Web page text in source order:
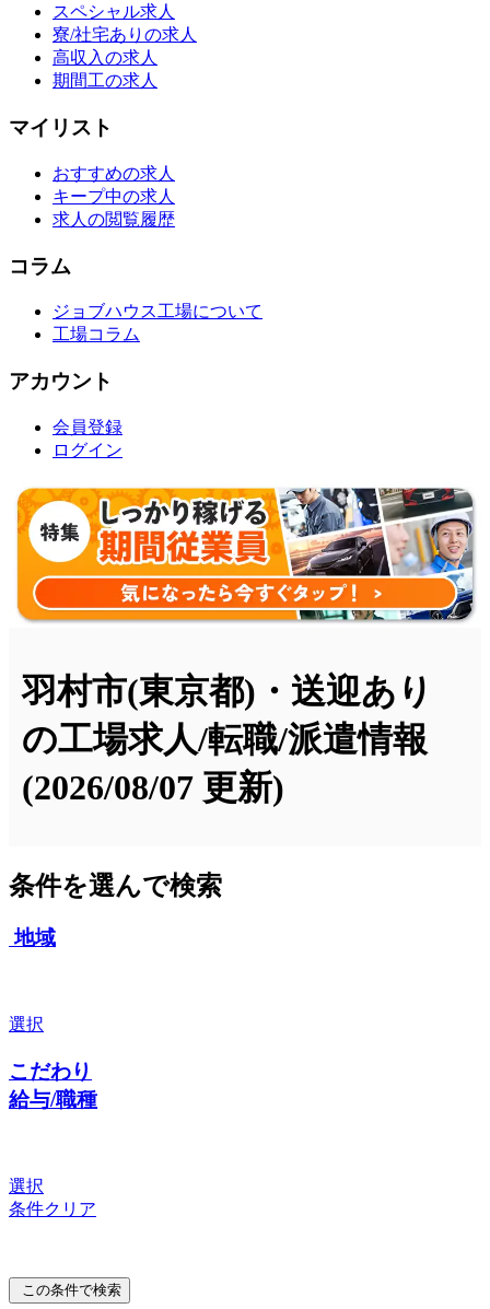
スペシャル求人
寮/社宅ありの求人
高収入の求人
期間工の求人
マイリスト
おすすめの求人
キープ中の求人
求人の閲覧履歴
コラム
ジョブハウス工場について
工場コラム
アカウント
会員登録
ログイン
羽村市(東京都)・送迎あり
の工場求人/転職/派遣情報
(2026/08/07 更新)
条件を選んで検索
地域
選択
こだわり
給与/職種
選択
条件クリア
この条件で検索